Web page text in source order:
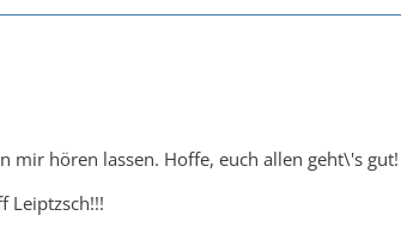
mir hören lassen. Hoffe, euch allen geht\'s gut!
Leiptzsch!!!